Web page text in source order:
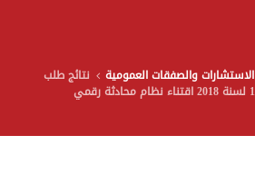
الاستشارات والصفقات العمومية
نتائج طلب